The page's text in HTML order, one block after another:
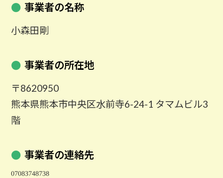
事業者の名称
小森田剛
事業者の所在地
〒8620950
熊本県熊本市中央区水前寺6-24-1 タマムビル3
階
事業者の連絡先